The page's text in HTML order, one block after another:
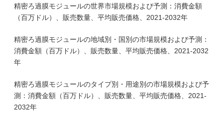
精密ろ過膜モジュールの世界市場規模および予測：消費金額
（百万ドル）、販売数量、平均販売価格、2021-2032年
精密ろ過膜モジュールの地域別・国別の市場規模および予測：
消費金額（百万ドル）、販売数量、平均販売価格、2021-2032
年
精密ろ過膜モジュールのタイプ別・用途別の市場規模および予
測：消費金額（百万ドル）、販売数量、平均販売価格、2021-
2032年